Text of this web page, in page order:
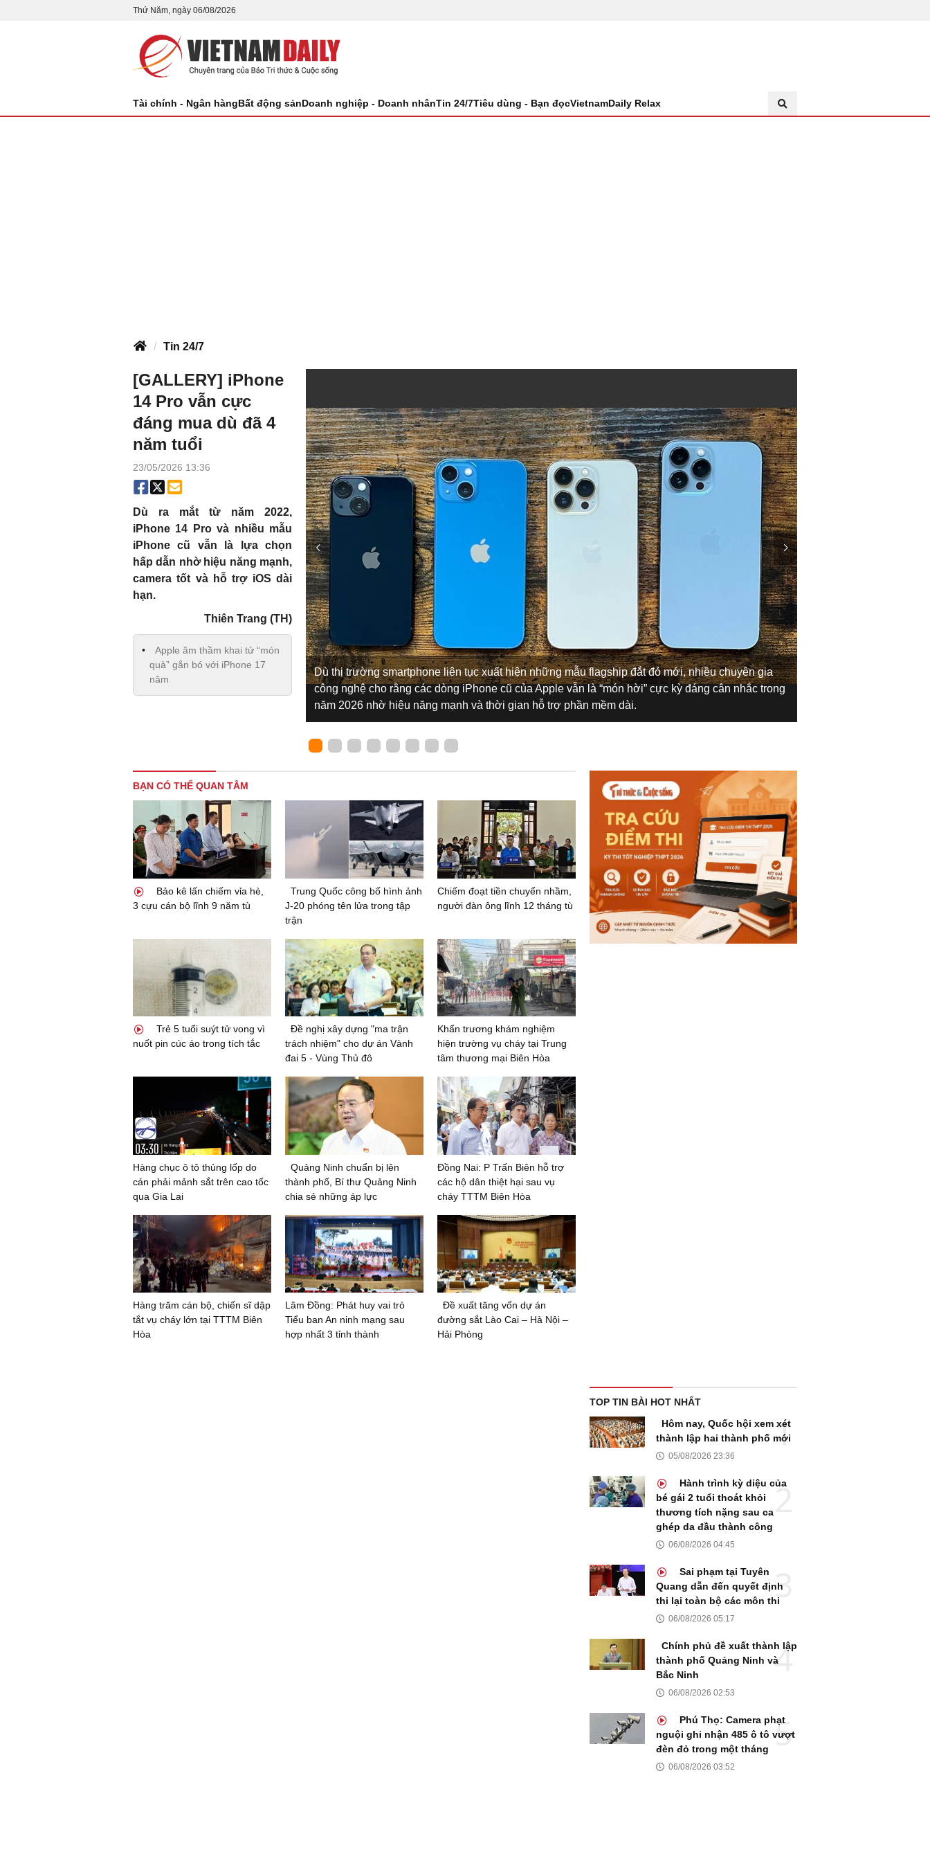
Thứ Năm, ngày 06/08/2026
Tài chính - Ngân hàngBất động sảnDoanh nghiệp - Doanh nhânTin 24/7Tiêu dùng - Bạn đọcVietnamDaily Relax
Tin 24/7
[GALLERY] iPhone
14 Pro vẫn cực
đáng mua dù đã 4
năm tuổi
23/05/2026 13:36
Dù ra mắt từ năm 2022,
iPhone 14 Pro và nhiều mẫu
iPhone cũ vẫn là lựa chọn
hấp dẫn nhờ hiệu năng mạnh,
camera tốt và hỗ trợ iOS dài
hạn.
Thiên Trang (TH)
Apple âm thầm khai tử “món
quà” gắn bó với iPhone 17
năm
Dù thị trường smartphone liên tục xuất hiện những mẫu flagship đắt đỏ mới, nhiều chuyên gia
công nghệ cho rằng các dòng iPhone cũ của Apple vẫn là “món hời” cực kỳ đáng cân nhắc trong
năm 2026 nhờ hiệu năng mạnh và thời gian hỗ trợ phần mềm dài.
BẠN CÓ THỂ QUAN TÂM
Bảo kê lấn chiếm vỉa hè,
3 cựu cán bộ lĩnh 9 năm tù
Trung Quốc công bố hình ảnh
J-20 phóng tên lửa trong tập
trận
Chiếm đoạt tiền chuyển nhầm,
người đàn ông lĩnh 12 tháng tù
Trẻ 5 tuổi suýt tử vong vì
nuốt pin cúc áo trong tích tắc
Đề nghị xây dựng "ma trận
trách nhiệm" cho dự án Vành
đai 5 - Vùng Thủ đô
Khẩn trương khám nghiệm
hiện trường vụ cháy tại Trung
tâm thương mại Biên Hòa
Hàng chục ô tô thủng lốp do
cán phải mảnh sắt trên cao tốc
qua Gia Lai
Quảng Ninh chuẩn bị lên
thành phố, Bí thư Quảng Ninh
chia sẻ những áp lực
Đồng Nai: P Trấn Biên hỗ trợ
các hộ dân thiệt hại sau vụ
cháy TTTM Biên Hòa
Hàng trăm cán bộ, chiến sĩ dập
tắt vụ cháy lớn tại TTTM Biên
Hòa
Lâm Đồng: Phát huy vai trò
Tiểu ban An ninh mạng sau
hợp nhất 3 tỉnh thành
Đề xuất tăng vốn dự án
đường sắt Lào Cai – Hà Nội –
Hải Phòng
TOP TIN BÀI HOT NHẤT
Hôm nay, Quốc hội xem xét
thành lập hai thành phố mới
05/08/2026 23:36
Hành trình kỳ diệu của
bé gái 2 tuổi thoát khỏi
thương tích nặng sau ca
ghép da đầu thành công
06/08/2026 04:45
Sai phạm tại Tuyên
Quang dẫn đến quyết định
thi lại toàn bộ các môn thi
06/08/2026 05:17
Chính phủ đề xuất thành lập
thành phố Quảng Ninh và
Bắc Ninh
06/08/2026 02:53
Phú Thọ: Camera phạt
nguội ghi nhận 485 ô tô vượt
đèn đỏ trong một tháng
06/08/2026 03:52